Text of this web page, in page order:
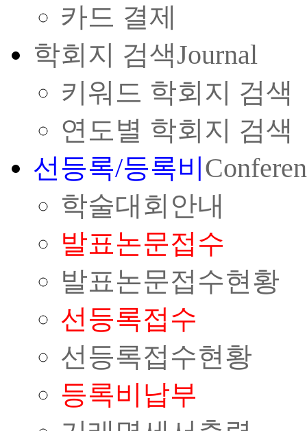
카드 결제
학회지 검색Journal
키워드 학회지 검색
연도별 학회지 검색
선등록/등록비
학술대회안내
발표논문접수
발표논문접수현황
선등록접수
선등록접수현황
등록비납부